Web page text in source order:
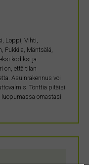
Loppi, Vihti,
Pukkila, Mäntsälä,
kodiksi ja
on, että tilan
Asuinrakennus voi
Tonttia pitäisi
luopumassa omastasi